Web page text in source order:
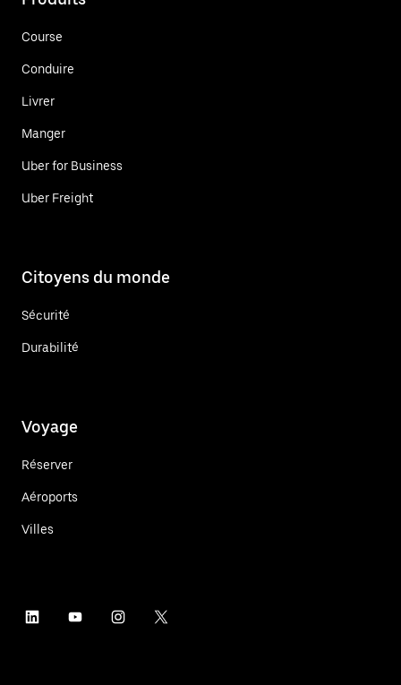
Course
Conduire
Livrer
Manger
Uber for Business
Uber Freight
Citoyens du monde
Sécurité
Durabilité
Voyage
Réserver
Aéroports
Villes